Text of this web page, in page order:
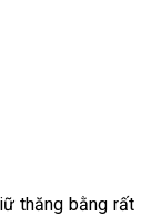
thăng bằng rất